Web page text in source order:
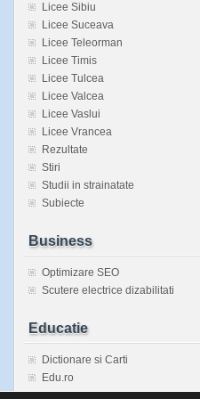
Licee Sibiu
Licee Suceava
Licee Teleorman
Licee Timis
Licee Tulcea
Licee Valcea
Licee Vaslui
Licee Vrancea
Rezultate
Stiri
Studii in strainatate
Subiecte
Business
Optimizare SEO
Scutere electrice dizabilitati
Educatie
Dictionare si Carti
Edu.ro
Enciclopedie Universala